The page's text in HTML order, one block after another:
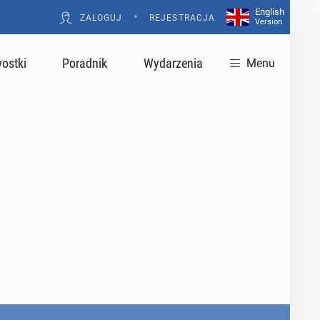
ZALOGUJ • REJESTRACJA
English
Version
Poradnik Wydarzenia Menu